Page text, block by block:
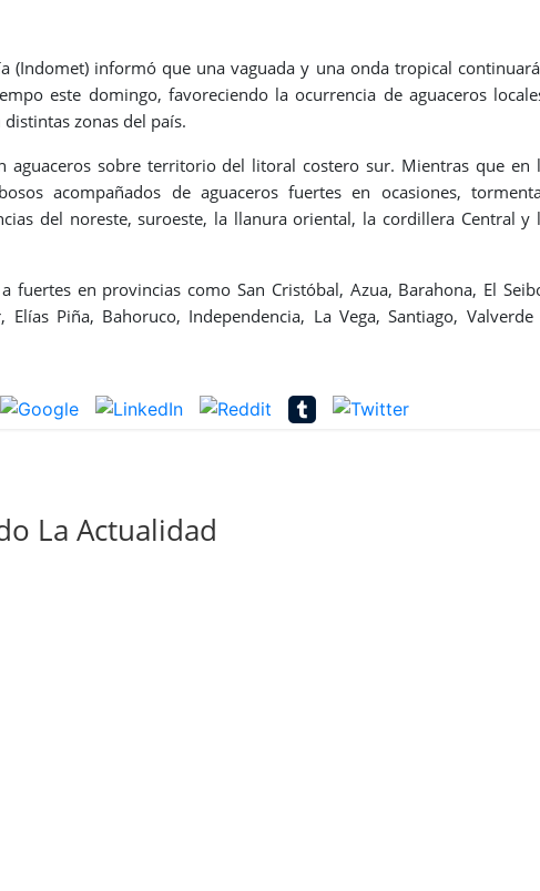
(Indomet) informó que una vaguada y una onda tropical
este domingo, favoreciendo la ocurrencia de aguaceros
zonas del país.
aguaceros sobre territorio del litoral costero sur. Mientras que en
acompañados de aguaceros fuertes en ocasiones,
del noreste, suroeste, la llanura oriental, la cordillera Central y
fuertes en provincias como San Cristóbal, Azua, Barahona, El
Piña, Bahoruco, Independencia, La Vega, Santiago, Valverde
La Actualidad